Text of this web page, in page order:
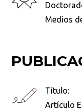
Medios
Título:
Artículo